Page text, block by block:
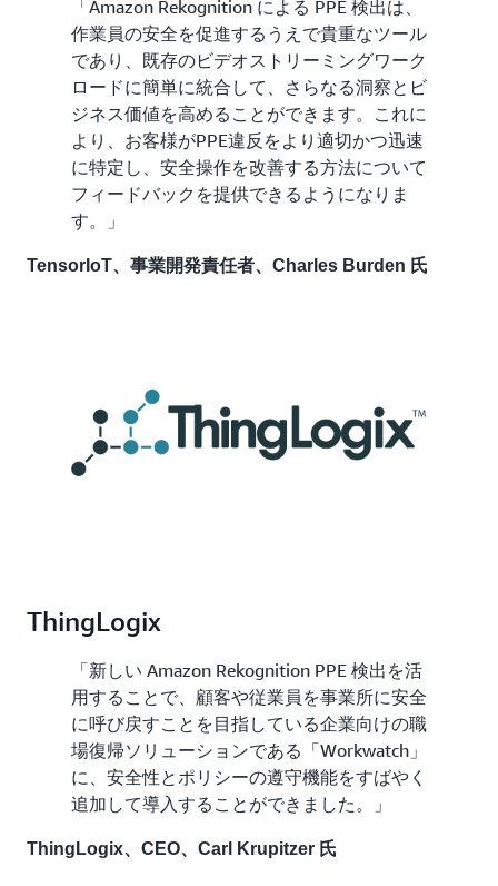
「Amazon Rekognition による PPE 検出は、
作業員の安全を促進するうえで貴重なツール
であり、既存のビデオストリーミングワーク
ロードに簡単に統合して、さらなる洞察とビ
ジネス価値を高めることができます。これに
より、お客様がPPE違反をより適切かつ迅速
に特定し、安全操作を改善する方法について
フィードバックを提供できるようになりま
す。」
TensorIoT、事業開発責任者、Charles Burden 氏
ThingLogix
「新しい Amazon Rekognition PPE 検出を活
用することで、顧客や従業員を事業所に安全
に呼び戻すことを目指している企業向けの職
場復帰ソリューションである「Workwatch」
に、安全性とポリシーの遵守機能をすばやく
追加して導入することができました。」
ThingLogix、CEO、Carl Krupitzer 氏